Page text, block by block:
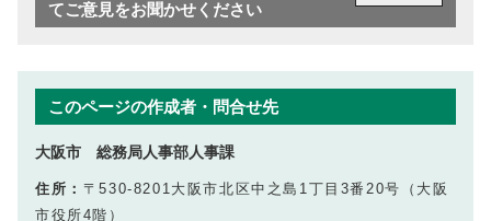
てご意見をお聞かせください
このページの作成者・問合せ先
大阪市 総務局人事部人事課
住所： 〒530-8201大阪市北区中之島1丁目3番20号（大阪
市役所4階）